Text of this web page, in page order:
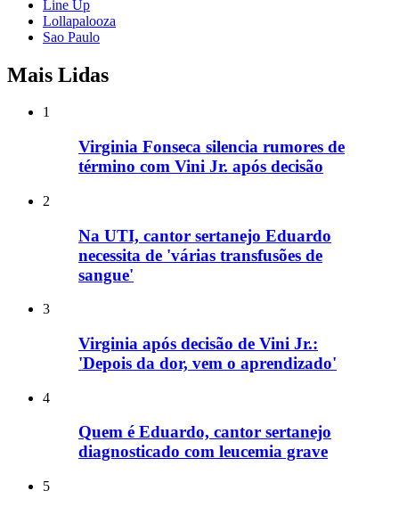
Line Up
Lollapalooza
Sao Paulo
Mais Lidas
1
Virginia Fonseca silencia rumores de
término com Vini Jr. após decisão
2
Na UTI, cantor sertanejo Eduardo
necessita de 'várias transfusões de
sangue'
3
Virginia após decisão de Vini Jr.:
'Depois da dor, vem o aprendizado'
4
Quem é Eduardo, cantor sertanejo
diagnosticado com leucemia grave
5